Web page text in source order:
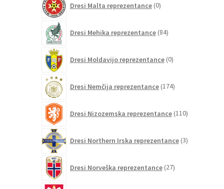
Dresi Malta reprezentance 0izdelkov
Dresi Mehika reprezentance 84izdelkov
Dresi Moldavijo reprezentance 0izdelkov
Dresi Nemčija reprezentance 174izdelkov
Dresi Nizozemska reprezentance 110izdelkov
Dresi Northern Irska reprezentance 3izdelki
Dresi Norveška reprezentance 27izdelkov